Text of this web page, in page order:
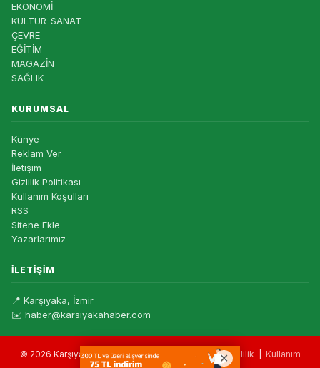
EKONOMİ
KÜLTÜR-SANAT
ÇEVRE
EĞİTİM
MAGAZİN
SAĞLIK
KURUMSAL
Künye
Reklam Ver
İletişim
Gizlilik Politikası
Kullanım Koşulları
RSS
Sitene Ekle
Yazarlarımız
İLETIŞIM
📍 Karşıyaka, İzmir
✉️ haber@karsiyakahaber.com
© 2026 Karşıyaka Haber — Tüm hakları saklıdır. |Gizlilik
Kullanım